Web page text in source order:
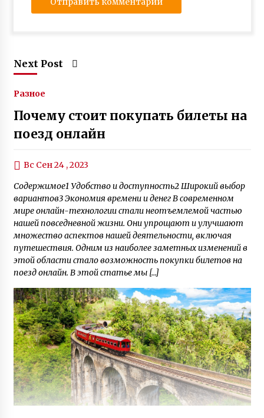
Next Post
Разное
Почему стоит покупать билеты на
поезд онлайн
Вс Сен 24 , 2023
Содержимое1 Удобство и доступность2 Широкий выбор
вариантов3 Экономия времени и денег В современном
мире онлайн-технологии стали неотъемлемой частью
нашей повседневной жизни. Они упрощают и улучшают
множество аспектов нашей деятельности, включая
путешествия. Одним из наиболее заметных изменений в
этой области стало возможность покупки билетов на
поезд онлайн. В этой статье мы […]